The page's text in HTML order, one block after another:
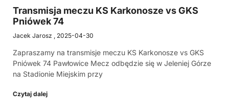
Transmisja meczu KS Karkonosze vs GKS
Pniówek 74
Jacek Jarosz 2025-04-30
Zapraszamy na transmisje meczu KS Karkonosze vs GKS
Pniówek 74 Pawłowice Mecz odbędzie się w Jeleniej Górze
na Stadionie Miejskim przy
Czytaj dalej